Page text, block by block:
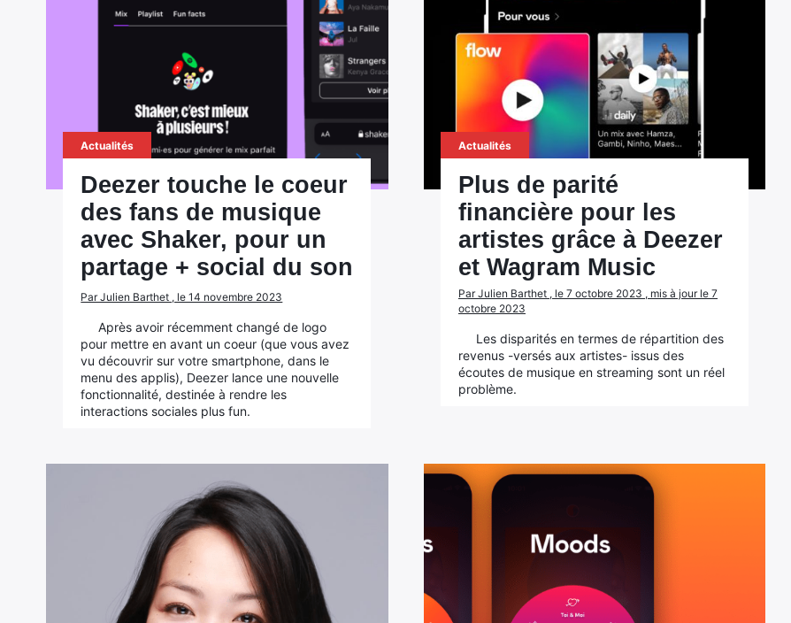
Actualités
Deezer touche le coeur
des fans de musique
avec Shaker, pour un
partage + social du son
Par Julien Barthet , le 14 novembre 2023
Après avoir récemment changé de logo
pour mettre en avant un coeur (que vous avez
vu découvrir sur votre smartphone, dans le
menu des applis), Deezer lance une nouvelle
fonctionnalité, destinée à rendre les
interactions sociales plus fun.
Actualités
Plus de parité
financière pour les
artistes grâce à Deezer
et Wagram Music
Par Julien Barthet , le 7 octobre 2023 , mis à jour le 7
octobre 2023
Les disparités en termes de répartition des
revenus -versés aux artistes- issus des
écoutes de musique en streaming sont un réel
problème.